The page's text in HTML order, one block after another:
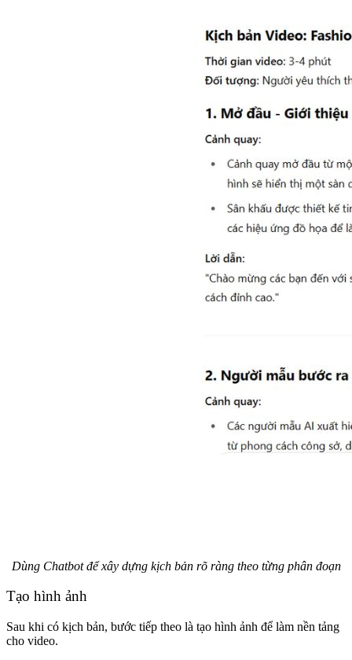
Dùng Chatbot để xây dựng kịch bản rõ ràng theo từng phân đoạn
Tạo hình ảnh
Sau khi có kịch bản, bước tiếp theo là tạo hình ảnh để làm nền tảng
cho video.